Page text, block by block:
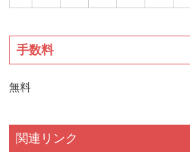
手数料
無料
関連リンク